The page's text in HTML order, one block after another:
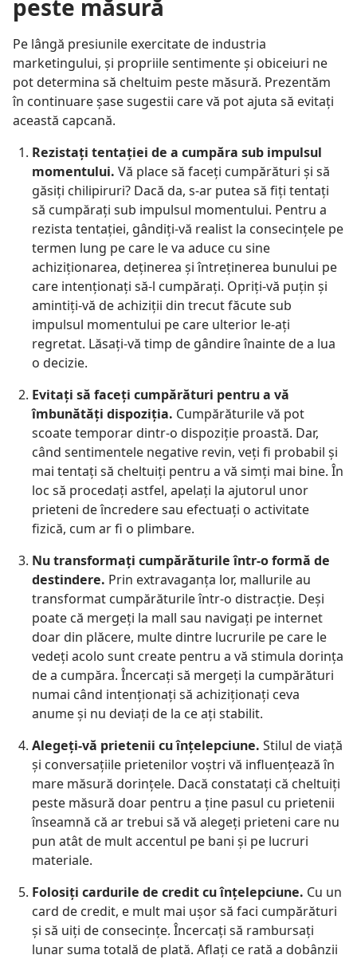
peste măsură
Pe lângă presiunile exercitate de industria
marketingului, şi propriile sentimente şi obiceiuri ne
pot determina să cheltuim peste măsură. Prezentăm
în continuare şase sugestii care vă pot ajuta să evitaţi
această capcană.
Rezistaţi tentaţiei de a cumpăra sub impulsul
momentului. Vă place să faceţi cumpărături şi să
găsiţi chilipiruri? Dacă da, s-ar putea să fiţi tentaţi
să cumpăraţi sub impulsul momentului. Pentru a
rezista tentaţiei, gândiţi-vă realist la consecinţele pe
termen lung pe care le va aduce cu sine
achiziţionarea, deţinerea şi întreţinerea bunului pe
care intenţionaţi să-l cumpăraţi. Opriţi-vă puţin şi
amintiţi-vă de achiziţii din trecut făcute sub
impulsul momentului pe care ulterior le-aţi
regretat. Lăsaţi-vă timp de gândire înainte de a lua
o decizie.
Evitaţi să faceţi cumpărături pentru a vă
îmbunătăţi dispoziţia. Cumpărăturile vă pot
scoate temporar dintr-o dispoziţie proastă. Dar,
când sentimentele negative revin, veţi fi probabil şi
mai tentaţi să cheltuiţi pentru a vă simţi mai bine. În
loc să procedaţi astfel, apelaţi la ajutorul unor
prieteni de încredere sau efectuaţi o activitate
fizică, cum ar fi o plimbare.
Nu transformaţi cumpărăturile într-o formă de
destindere. Prin extravaganţa lor, mallurile au
transformat cumpărăturile într-o distracţie. Deşi
poate că mergeţi la mall sau navigaţi pe internet
doar din plăcere, multe dintre lucrurile pe care le
vedeţi acolo sunt create pentru a vă stimula dorinţa
de a cumpăra. Încercaţi să mergeţi la cumpărături
numai când intenţionaţi să achiziţionaţi ceva
anume şi nu deviaţi de la ce aţi stabilit.
Alegeţi-vă prietenii cu înţelepciune. Stilul de viaţă
şi conversaţiile prietenilor voştri vă influenţează în
mare măsură dorinţele. Dacă constataţi că cheltuiţi
peste măsură doar pentru a ţine pasul cu prietenii
înseamnă că ar trebui să vă alegeţi prieteni care nu
pun atât de mult accentul pe bani şi pe lucruri
materiale.
Folosiţi cardurile de credit cu înţelepciune. Cu un
card de credit, e mult mai uşor să faci cumpărături
şi să uiţi de consecinţe. Încercaţi să rambursaţi
lunar suma totală de plată. Aflaţi ce rată a dobânzii